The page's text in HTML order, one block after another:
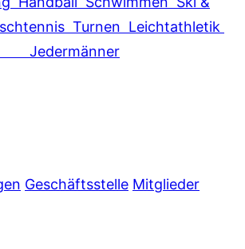
Turnen Leichtathletik
Jedermänner
Geschäftsstelle Mitglieder